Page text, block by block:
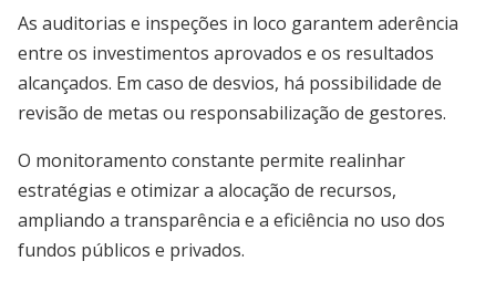
As auditorias e inspeções in loco garantem aderência
entre os investimentos aprovados e os resultados
alcançados. Em caso de desvios, há possibilidade de
revisão de metas ou responsabilização de gestores.
O monitoramento constante permite realinhar
estratégias e otimizar a alocação de recursos,
ampliando a transparência e a eficiência no uso dos
fundos públicos e privados.